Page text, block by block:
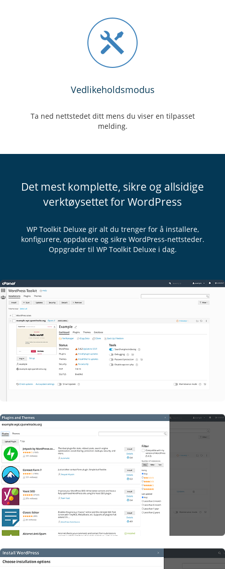
Vedlikeholdsmodus
Ta ned nettstedet ditt mens du viser en tilpasset
melding.
Det mest komplette, sikre og allsidige
verktøysettet for WordPress
WP Toolkit Deluxe gir alt du trenger for å installere,
konfigurere, oppdatere og sikre WordPress-nettsteder.
Oppgrader til WP Toolkit Deluxe i dag.